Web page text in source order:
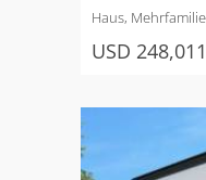
Haus,
USD 248,011